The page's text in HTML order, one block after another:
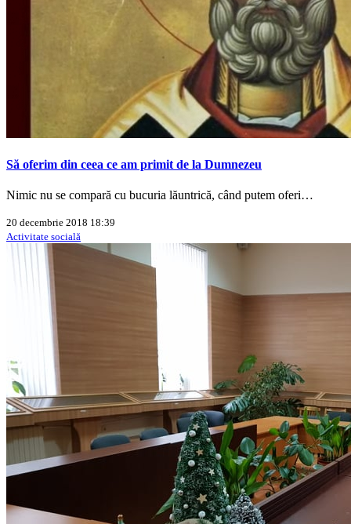
Să oferim din ceea ce am primit de la Dumnezeu
Nimic nu se compară cu bucuria lăuntrică, când putem oferi…
20 decembrie 2018 18:39
Activitate socială